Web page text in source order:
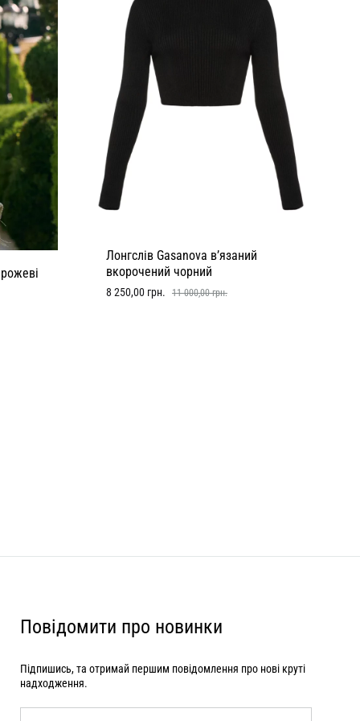
Лонгслів Gasanova в’язаний
вкорочений чорний
8 250,00 грн. 11 000,00грн.
Повідомити про новинки
Підпишись, та отримай першим повідомлення про нові круті
надходження.